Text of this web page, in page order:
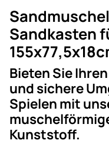
Sandkasten
Bieten Sie
und sichere
Spielen mit
Kunststoff.